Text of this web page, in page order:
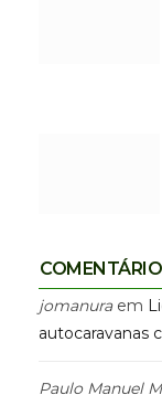
jomanuraem
autocaravanas
Paulo Manuel